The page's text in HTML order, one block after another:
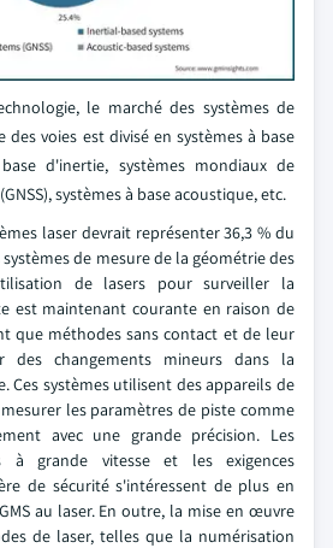
le marché des systèmes de
des voies est divisé en systèmes à base
d'inertie, systèmes mondiaux de
systèmes à base acoustique, etc.
laser devrait représenter 36,3 % du
de mesure de la géométrie des
de lasers pour surveiller la
est maintenant courante en raison de
que méthodes sans contact et de leur
des changements mineurs dans la
Ces systèmes utilisent des appareils de
les paramètres de piste comme
avec une grande précision. Les
à grande vitesse et les exigences
de sécurité s'intéressent de plus en
au laser. En outre, la mise en œuvre
de laser, telles que la numérisation